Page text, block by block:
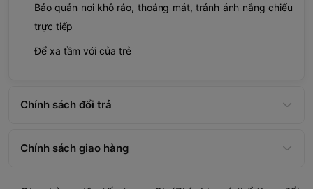
Bảo quản nơi khô ráo, thoáng mát, tránh ánh nắng chiếu
trực tiếp
Để xa tầm với của trẻ
Chính sách đổi trả
Chính sách giao hàng